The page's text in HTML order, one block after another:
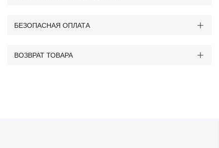
БЕЗОПАСНАЯ ОПЛАТА
ВОЗВРАТ ТОВАРА